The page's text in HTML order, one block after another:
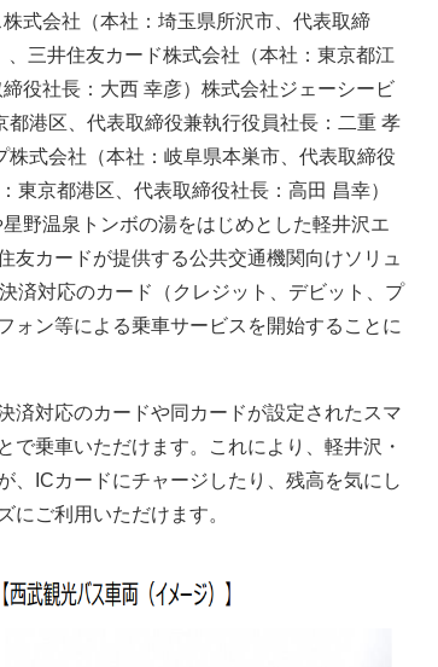
式会社（本社：埼玉県所沢市、代表取締
、三井住友カード株式会社（本社：東京都江
役社長：大西 幸彦）株式会社ジェーシービ
都港区、代表取締役兼執行役員社長：二重 孝
株式会社（本社：岐阜県本巣市、代表取締役
京都港区、代表取締役社長：高田 昌幸）
野温泉トンボの湯をはじめとした軽井沢エ
友カードが提供する公共交通機関向けソリュ
済対応のカード（クレジット、デビット、プ
ォン等による乗車サービスを開始することに
済対応のカードや同カードが設定されたスマ
で乗車いただけます。これにより、軽井沢・
、ICカードにチャージしたり、残高を気にし
にご利用いただけます。